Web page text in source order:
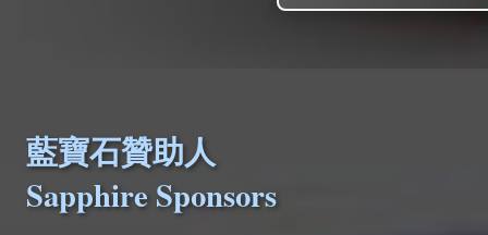
藍寶石贊助人
Sapphire Sponsors